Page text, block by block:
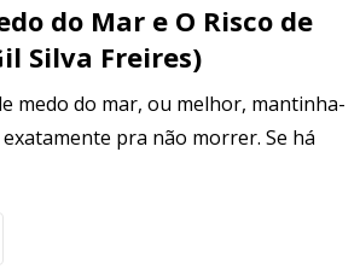
do Mar e O Risco de
Silva Freires)
medo do mar, ou melhor, mantinha-
pra não morrer. Se há